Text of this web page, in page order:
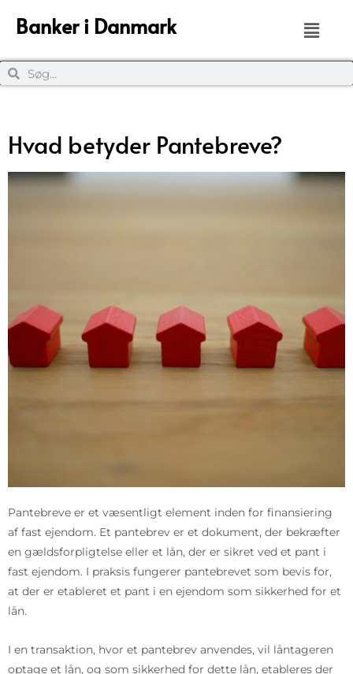
Banker i Danmark
Hvad betyder Pantebreve?
Pantebreve er et væsentligt element inden for finansiering
af fast ejendom. Et pantebrev er et dokument, der bekræfter
en gældsforpligtelse eller et lån, der er sikret ved et pant i
fast ejendom. I praksis fungerer pantebrevet som bevis for,
at der er etableret et pant i en ejendom som sikkerhed for et
lån.
I en transaktion, hvor et pantebrev anvendes, vil låntageren
optage et lån, og som sikkerhed for dette lån, etableres der